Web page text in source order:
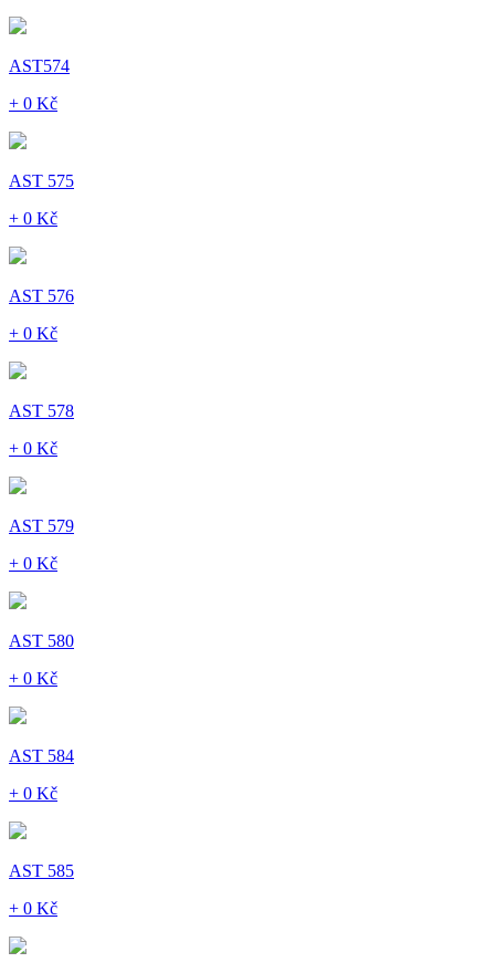
AST574
+ 0 Kč
AST 575
+ 0 Kč
AST 576
+ 0 Kč
AST 578
+ 0 Kč
AST 579
+ 0 Kč
AST 580
+ 0 Kč
AST 584
+ 0 Kč
AST 585
+ 0 Kč